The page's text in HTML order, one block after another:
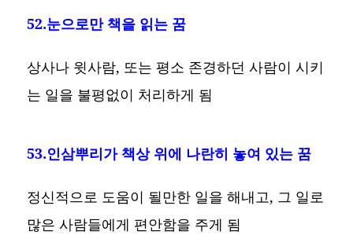
52.눈으로만 책을 읽는 꿈
상사나 윗사람, 또는 평소 존경하던 사람이 시키
는 일을 불평없이 처리하게 됨
53.인삼뿌리가 책상 위에 나란히 놓여 있는 꿈
정신적으로 도움이 될만한 일을 해내고, 그 일로
많은 사람들에게 편안함을 주게 됨